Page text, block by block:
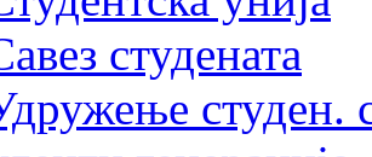
студената
студен.